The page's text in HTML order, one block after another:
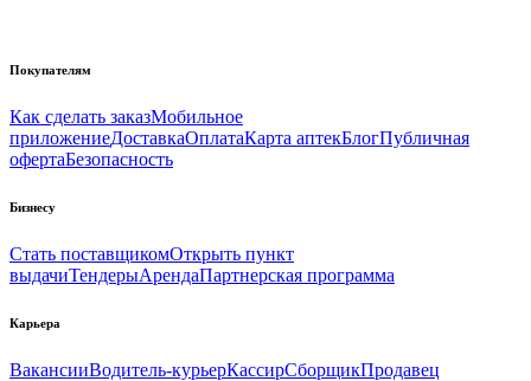
Покупателям
Как сделать заказМобильное
приложениеДоставкаОплатаКарта аптекБлогПубличная
офертаБезопасность
Бизнесу
Стать поставщикомОткрыть пункт
выдачиТендерыАрендаПартнерская программа
Карьера
ВакансииВодитель-курьерКассирСборщикПродавец